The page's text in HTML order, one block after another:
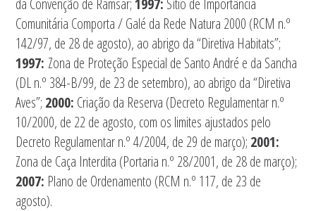
Comunitária Comporta / Galé da Rede Natura 2000 (RCM n.º
142/97, de 28 de agosto), ao abrigo da “Diretiva Habitats”;
1997: Zona de Proteção Especial de Santo André e da Sancha
(DL n.º 384-B/99, de 23 de setembro), ao abrigo da “Diretiva
Aves”; 2000: Criação da Reserva (Decreto Regulamentar n.º
10/2000, de 22 de agosto, com os limites ajustados pelo
Decreto Regulamentar n.º 4/2004, de 29 de março); 2001:
Zona de Caça Interdita (Portaria n.º 28/2001, de 28 de março);
2007: Plano de Ordenamento (RCM n.º 117, de 23 de
agosto).